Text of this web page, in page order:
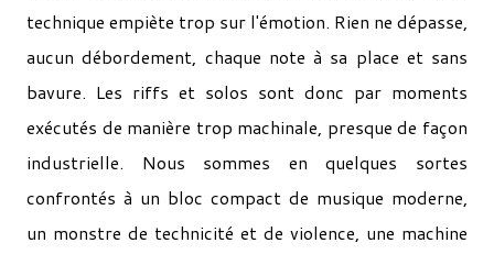
technique empiète trop sur l'émotion. Rien ne dépasse,
aucun débordement, chaque note à sa place et sans
bavure. Les riffs et solos sont donc par moments
exécutés de manière trop machinale, presque de façon
industrielle. Nous sommes en quelques sortes
confrontés à un bloc compact de musique moderne,
un monstre de technicité et de violence, une machine